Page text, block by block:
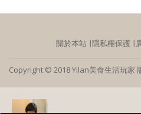
關於本站 ∣隱私權保護 ∣
Copyright © 2018 Yilan美食生活玩家